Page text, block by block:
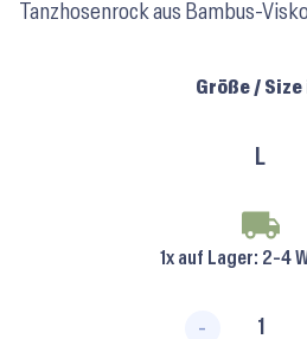
Tanzhosenrock aus Bambus-
Größe /
L
1x auf Lager: 2-4
-